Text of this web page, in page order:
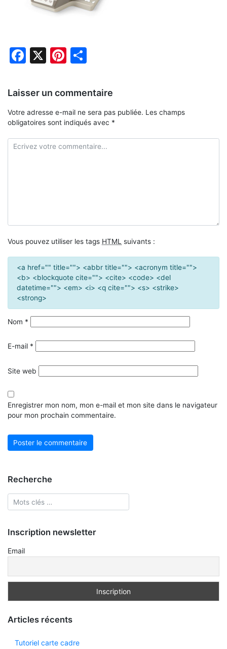
Facebook
X Pinterest
Laisser un commentaire
Votre adresse e-mail ne sera pas publiée. Les champs
obligatoires sont indiqués avec *
Vous pouvez utiliser les tags HTML suivants :
<a href="" title=""> <abbr title=""> <acronym title="">
<b> <blockquote cite=""> <cite> <code> <del
datetime=""> <em> <i> <q cite=""> <s> <strike>
<strong>
Nom *
E-mail *
Site web
Enregistrer mon nom, mon e-mail et mon site dans le navigateur
pour mon prochain commentaire.
Recherche
Inscription newsletter
Email
Articles récents
Tutoriel carte cadre